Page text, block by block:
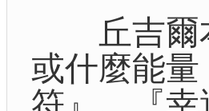
丘吉爾本
或什麼能